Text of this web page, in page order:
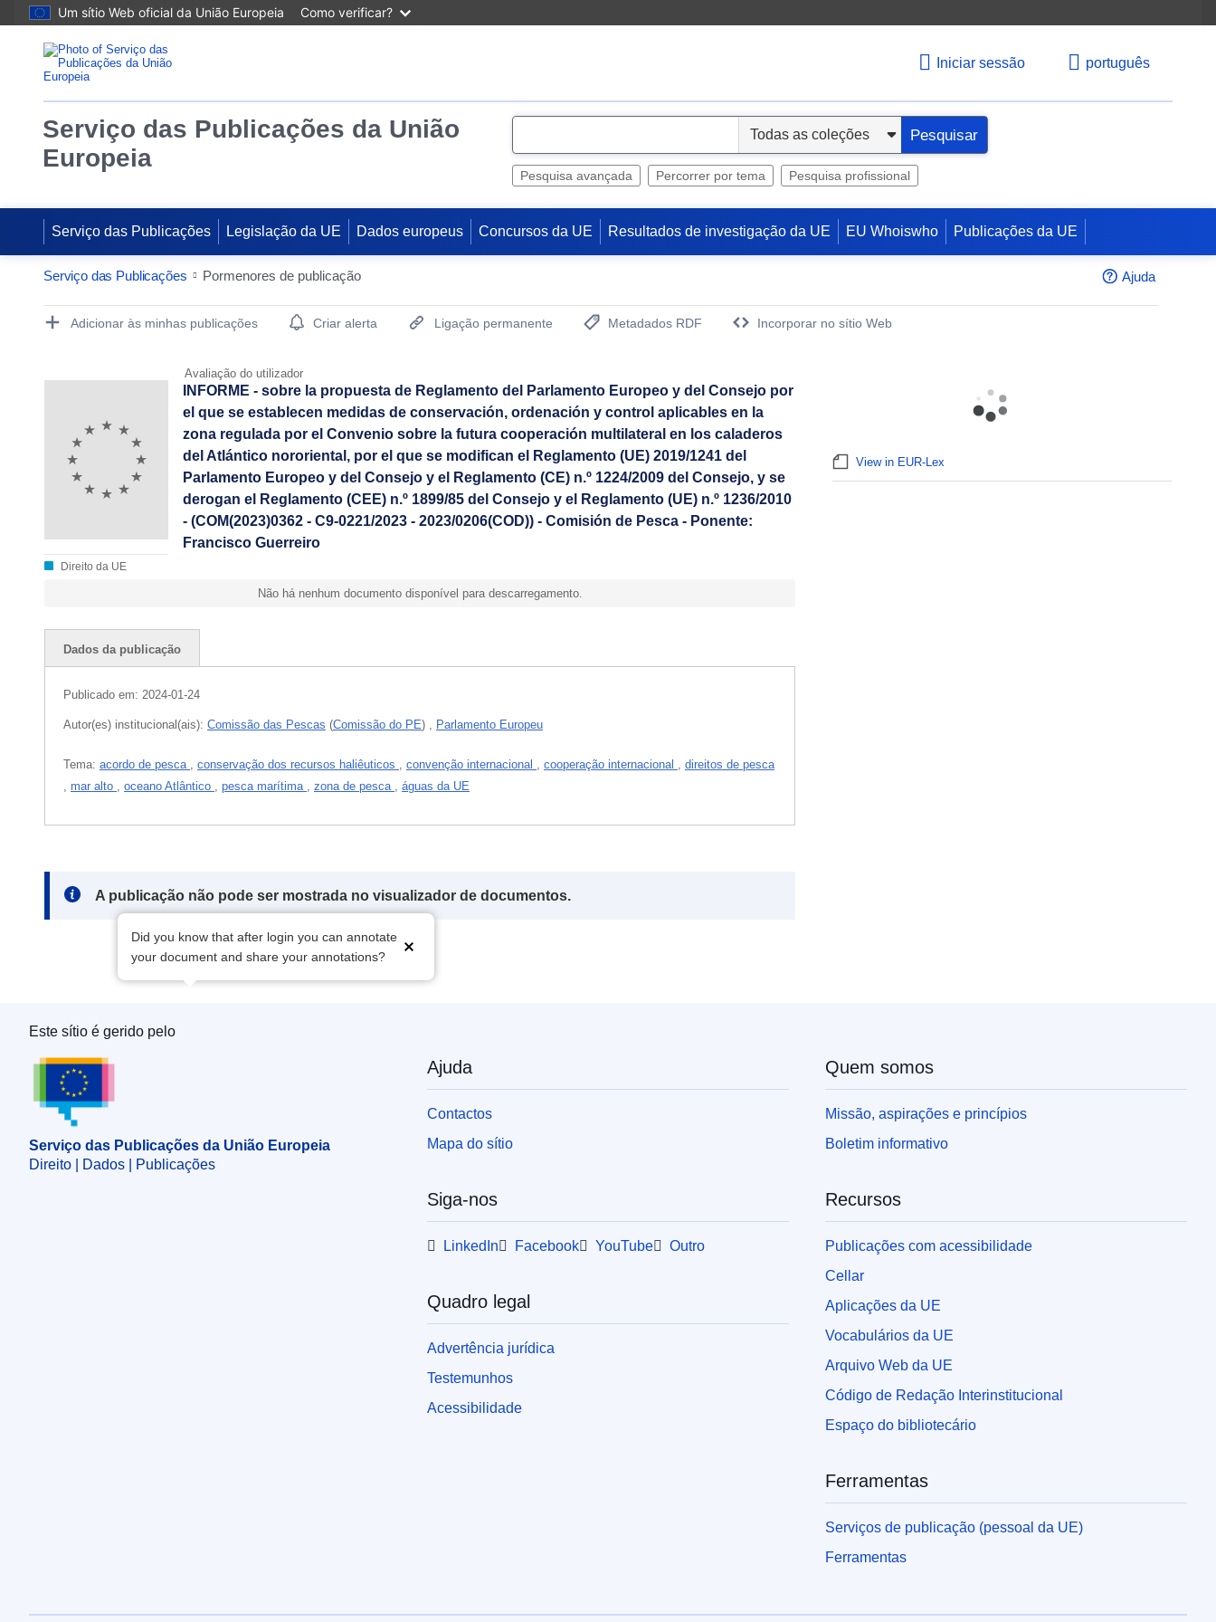
Um sítio Web oficial da União Europeia Como verificar?
Iniciar sessão português
Serviço das Publicações da União
Europeia
e
Pesquisar
Pesquisa avançada Percorrer por tema Pesquisa profissional
Serviço das Publicações Legislação da UE Dados europeus Concursos da UE Resultados de investigação da UE EU Whoiswho Publicações da UE
Serviço das Publicações Pormenores de publicação Ajuda
Publication Detail Actions Portlet
Adicionar às minhas publicações Criar alerta Ligação permanente
Metadados RDF
Incorporar no sítio Web
Avaliação do utilizador
Direito da UE
INFORME - sobre la propuesta de Reglamento del Parlamento Europeo y del Consejo por
el que se establecen medidas de conservación, ordenación y control aplicables en la
zona regulada por el Convenio sobre la futura cooperación multilateral en los caladeros
del Atlántico nororiental, por el que se modifican el Reglamento (UE) 2019/1241 del
Parlamento Europeo y del Consejo y el Reglamento (CE) n.º 1224/2009 del Consejo, y se
derogan el Reglamento (CEE) n.º 1899/85 del Consejo y el Reglamento (UE) n.º 1236/2010
- (COM(2023)0362 - C9-0221/2023 - 2023/0206(COD)) - Comisión de Pesca - Ponente:
Francisco Guerreiro
Não há nenhum documento disponível para descarregamento.
Dados da publicação
Publicado em: 2024-01-24
Autor(es) institucional(ais): Comissão das Pescas (Comissão do PE) Parlamento Europeu
Tema: acordo de pesca conservação dos recursos haliêuticos convenção internacional cooperação internacional
direitos de pesca
mar alto oceano Atlântico pesca marítima zona de pesca águas da UE
Note:
A publicação não pode ser mostrada no visualizador de documentos.
Did you know that after login you can annotate
your document and share your annotations?
View in EUR-Lex
Serviço das Publicações da União Europeia
Este sítio é gerido pelo
Serviço das Publicações da União Europeia
Direito | Dados | Publicações
Ajuda
Contactos
Mapa do sítio
Siga-nos
LinkedIn Facebook YouTube Outro
Quadro legal
Advertência jurídica
Testemunhos
Acessibilidade
Quem somos
Missão, aspirações e princípios
Boletim informativo
Recursos
Publicações com acessibilidade
Cellar
Aplicações da UE
Vocabulários da UE
Arquivo Web da UE
Código de Redação Interinstitucional
Espaço do bibliotecário
Ferramentas
Serviços de publicação (pessoal da UE)
Ferramentas